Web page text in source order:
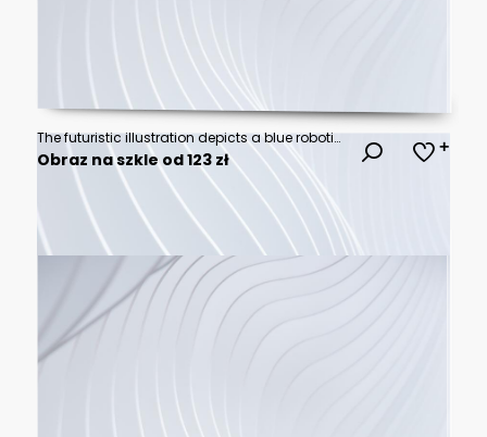
The futuristic illustration depicts a blue robotic face with geometric shapes on a dark blue background
Obraz na szkle od 123 zł